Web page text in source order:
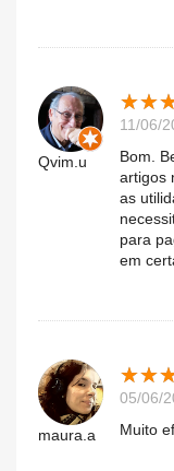
Qvim.u
★★
★★
11/06/
Bom.
artigos
as
para
em
maura.a
★★
★★
05/06/
Muito